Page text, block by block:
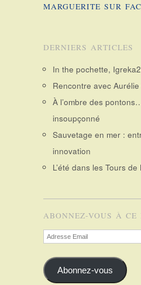
MARGUERITE SUR
DERNIERS ARTICLES
In the pochette,
Rencontre avec
À l’ombre des
insoupçonné
Sauvetage en mer :
innovation
L’été dans les Tours
ABONNEZ-VOUS À CE
Adresse
Email
Abonnez-vous